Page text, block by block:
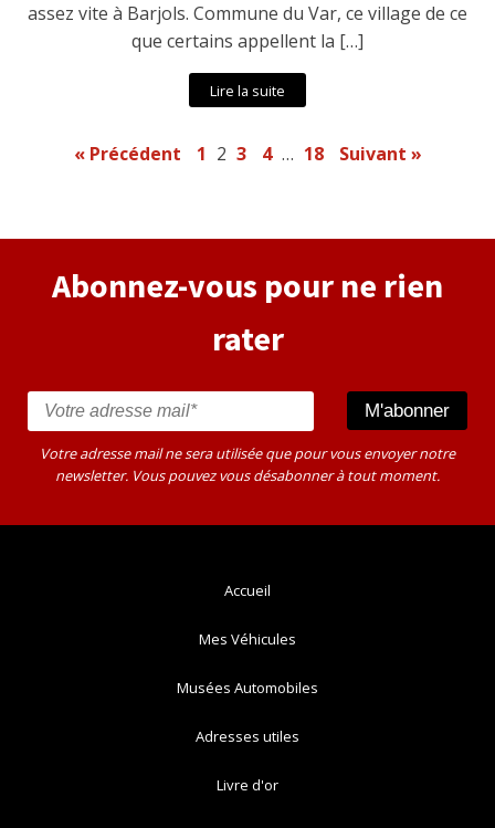
assez vite à Barjols. Commune du Var, ce village de ce
que certains appellent la […]
Lire la suite
« Précédent 1 2 3 4 … 18 Suivant »
Abonnez-vous pour ne rien
rater
Votre adresse mail ne sera utilisée que pour vous envoyer notre
newsletter. Vous pouvez vous désabonner à tout moment.
Accueil
Mes Véhicules
Musées Automobiles
Adresses utiles
Livre d'or